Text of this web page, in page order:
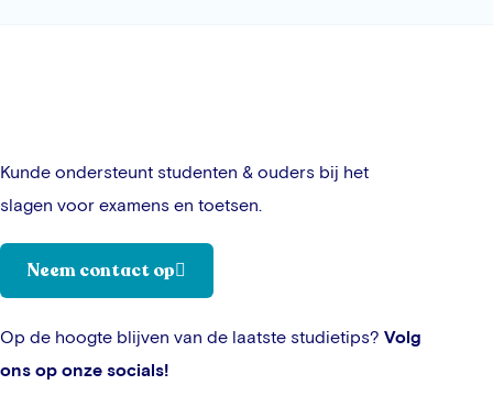
Kunde ondersteunt studenten & ouders bij het
slagen voor examens en toetsen.
Neem contact op
Op de hoogte blijven van de laatste studietips? Volg
ons op onze socials!